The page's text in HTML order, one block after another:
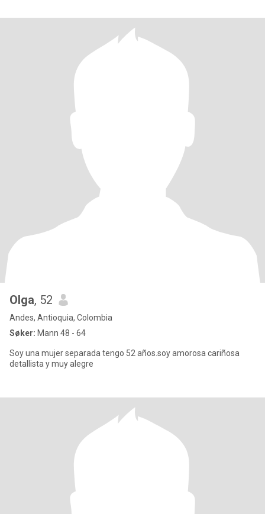
Olga, 52
Andes, Antioquia, Colombia
Søker: Mann 48 - 64
Soy una mujer separada tengo 52 años.soy amorosa cariñosa
detallista y muy alegre